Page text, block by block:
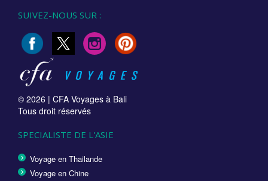
SUIVEZ-NOUS SUR :
© 2026 | CFA Voyages à Bali
Tous droit réservés
SPECIALISTE DE L'ASIE
Voyage en Thailande
Voyage en Chine